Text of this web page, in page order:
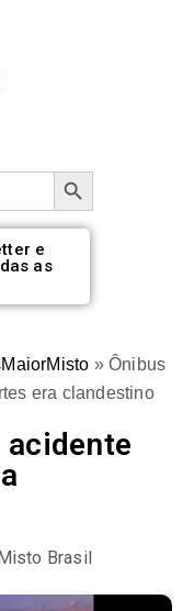
Botão de pesquisa
e
as
»Ônibus
era clandestino
acidente
Brasil